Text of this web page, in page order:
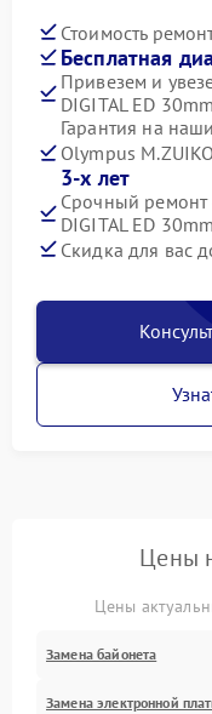
Стоимость
Бесплатная
Привезем и
DIGITAL ED
Гарантия на
Olympus
3-х лет
Срочный ремонт
DIGITAL ED
Скидка для вас
Цены
Цены
Замена байонета
Замена электронной